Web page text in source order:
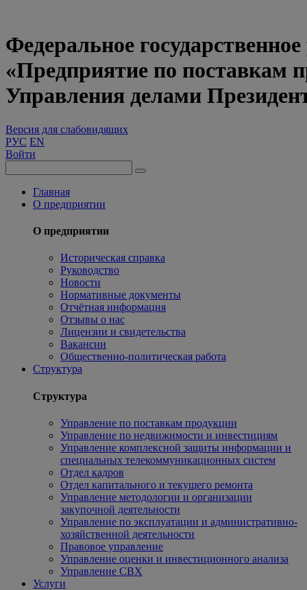
Федеральное
«Предприятие по поставкам
Управления делами
Версия для слабовидящих
РУС EN
Войти
Главная
О предприятии
О предприятии
Историческая справка
Руководство
Новости
Нормативные документы
Отчётная информация
Отзывы о нас
Лицензии и свидетельства
Вакансии
Общественно-политическая работа
Структура
Структура
Управление по поставкам продукции
Управление по недвижимости и инвестициям
Управление комплексной защиты информации и
специальных телекоммуникационных систем
Отдел кадров
Отдел капитального и текущего ремонта
Управление методологии и организации
закупочной деятельности
Управление по эксплуатации и административно-
хозяйственной деятельности
Правовое управление
Управление оценки и инвестиционного анализа
Управление СВХ
Услуги